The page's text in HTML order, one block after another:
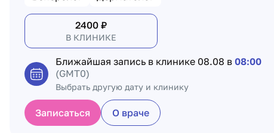
2400 ₽
В КЛИНИКЕ
Ближайшая запись в клинике 08.08 в 08:00
(GMT0)
Выбрать другую дату и клинику
Записаться О враче